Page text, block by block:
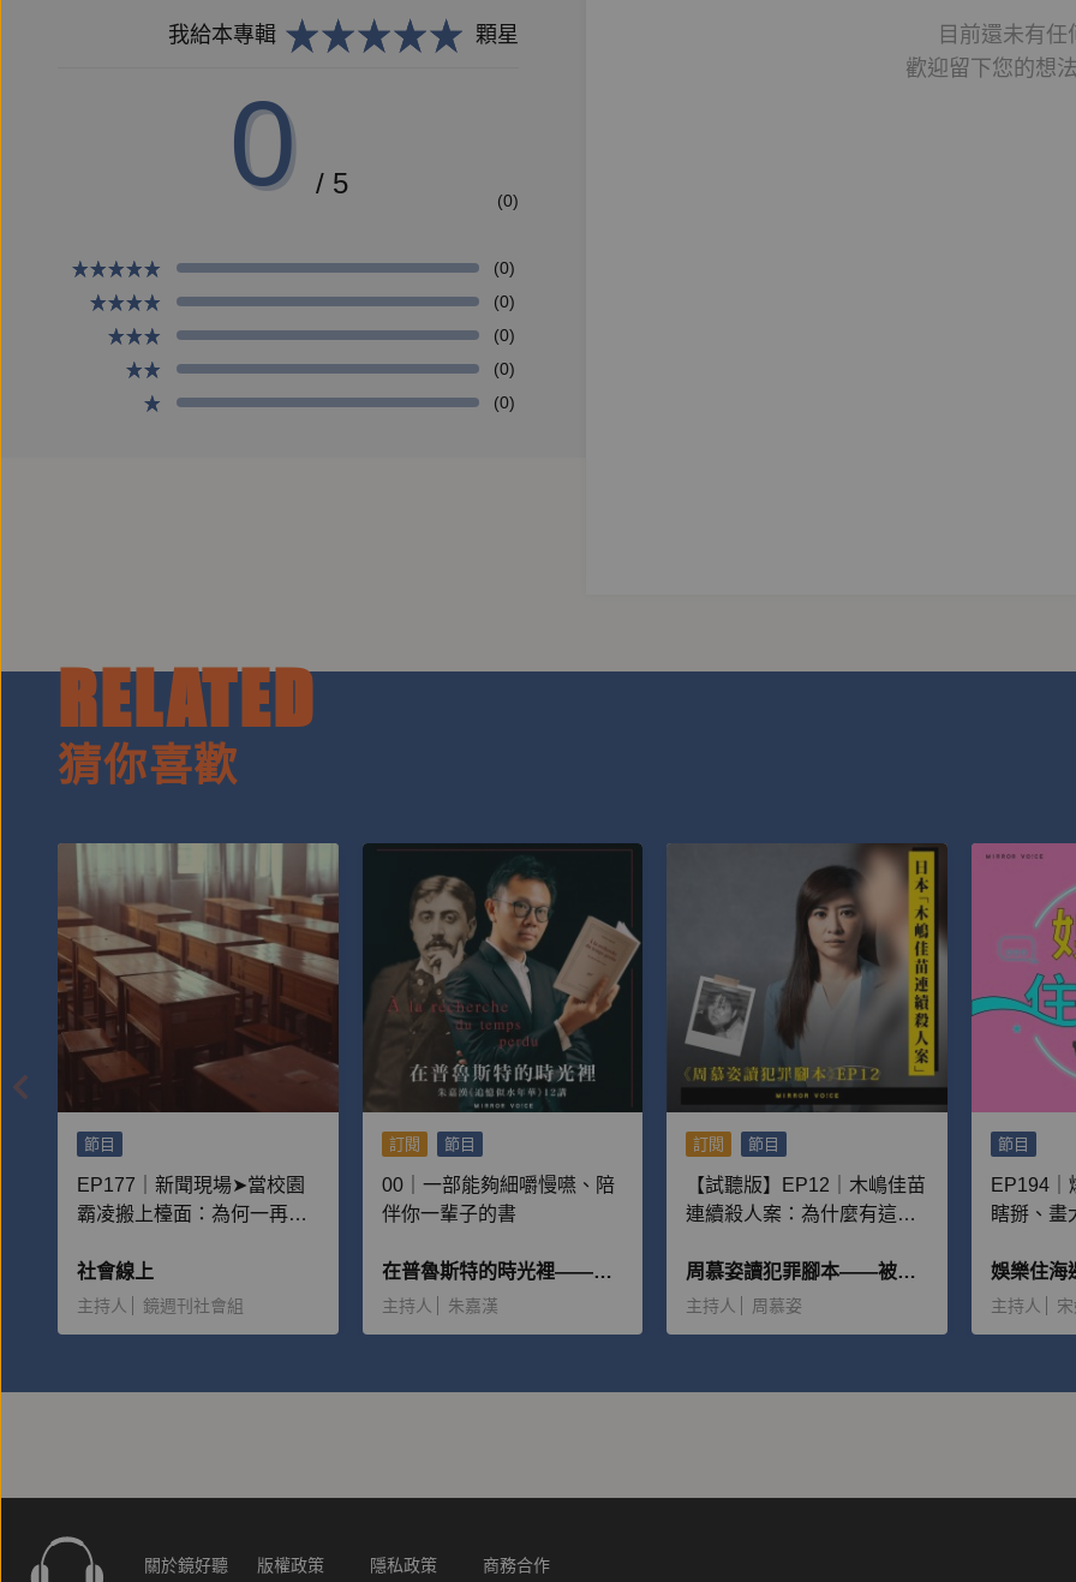
我給本專輯 顆星
0 / 5
(0)
(0)
(0)
(0)
(0)
(0)
目前還未有
歡迎留下您的想
RELATED
猜你喜歡
節目
EP177｜新聞現場➤當校園
霸凌搬上檯面：為何一再重
社會線上
主持人 鏡週刊社會組
訂閱 節目
00｜一部能夠細嚼慢嚥、陪
伴你一輩子的書
在普魯斯特的時光裡——朱嘉漢《追憶似水年華》12講
主持人 朱嘉漢
訂閱 節目
【試聽版】EP12｜木嶋佳苗
連續殺人案：為什麼有這麼
給予大量金錢？
周慕姿讀犯罪腳本——被惡魔追逐的人
主持人 周慕姿
節目
EP194｜
瞎掰、
件！
娛樂住海
主持人
關於鏡好聽 版權政策 隱私政策 商務合作